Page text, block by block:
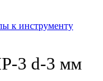
к инструменту
3 d-3 мм